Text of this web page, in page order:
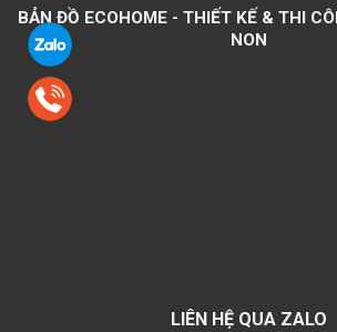
BẢN ĐỒ ECOHOME - THIẾT KẾ & THI
NON
LIÊN HỆ QUA ZALO